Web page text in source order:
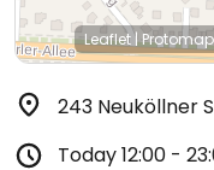
Leaflet|
243 Neuköllner
Today12:00 -